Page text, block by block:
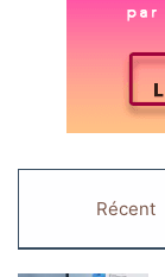
Récent